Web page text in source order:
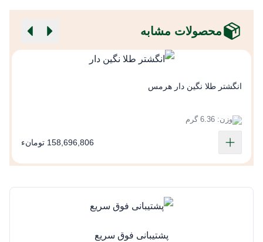
محصولات مشابه
انگشتر طلا نگین دار هرمس
وزن: 6.36 گرم
158,696,806 تومانء
پشتیبانی فوق سریع